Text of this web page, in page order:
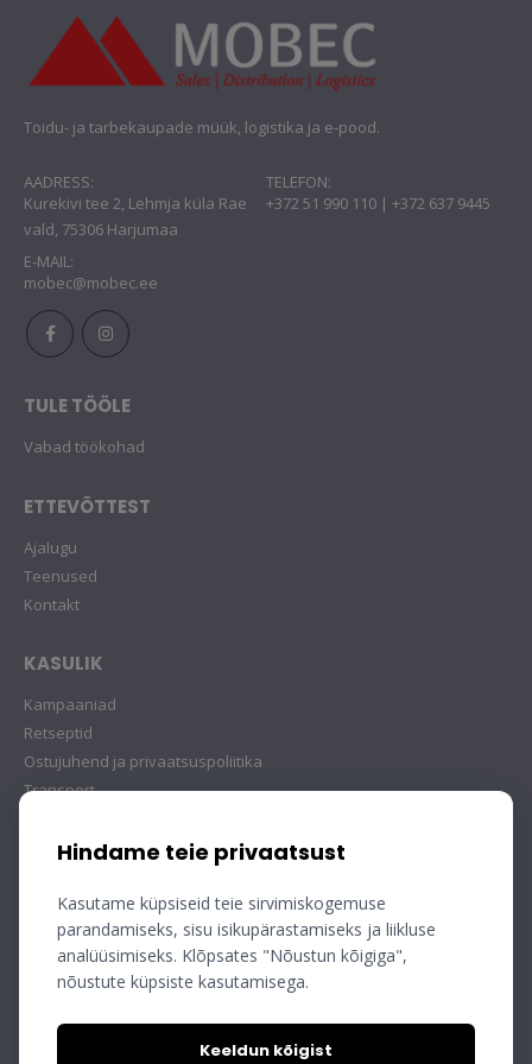
Toidu- ja tarbekaupade müük, logistika ja e-pood.
AADRESS:
Kurekivi tee 2, Lehmja küla Rae
vald, 75306 Harjumaa
TELEFON:
+372 51 990 110 | +372 637 9445
E-MAIL:
mobec@mobec.ee
TULE TÖÖLE
Vabad töökohad
ETTEVÕTTEST
Ajalugu
Teenused
Kontakt
KASULIK
Kampaaniad
Retseptid
Ostujuhend ja privaatsuspoliitika
Transport
Hindame teie privaatsust
Kasutame küpsiseid teie sirvimiskogemuse
parandamiseks, sisu isikupärastamiseks ja liikluse
analüüsimiseks. Klõpsates "Nõustun kõigiga",
nõustute küpsiste kasutamisega.
Keeldun kõigist